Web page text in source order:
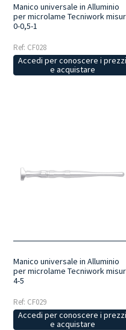
Manico universale in Alluminio
per microlame Tecniwork
0-0,5-1
Ref: CF028
Accedi per conoscere i prezzi
e acquistare
Manico universale in Alluminio
per microlame Tecniwork
4-5
Ref: CF029
Accedi per conoscere i prezzi
e acquistare